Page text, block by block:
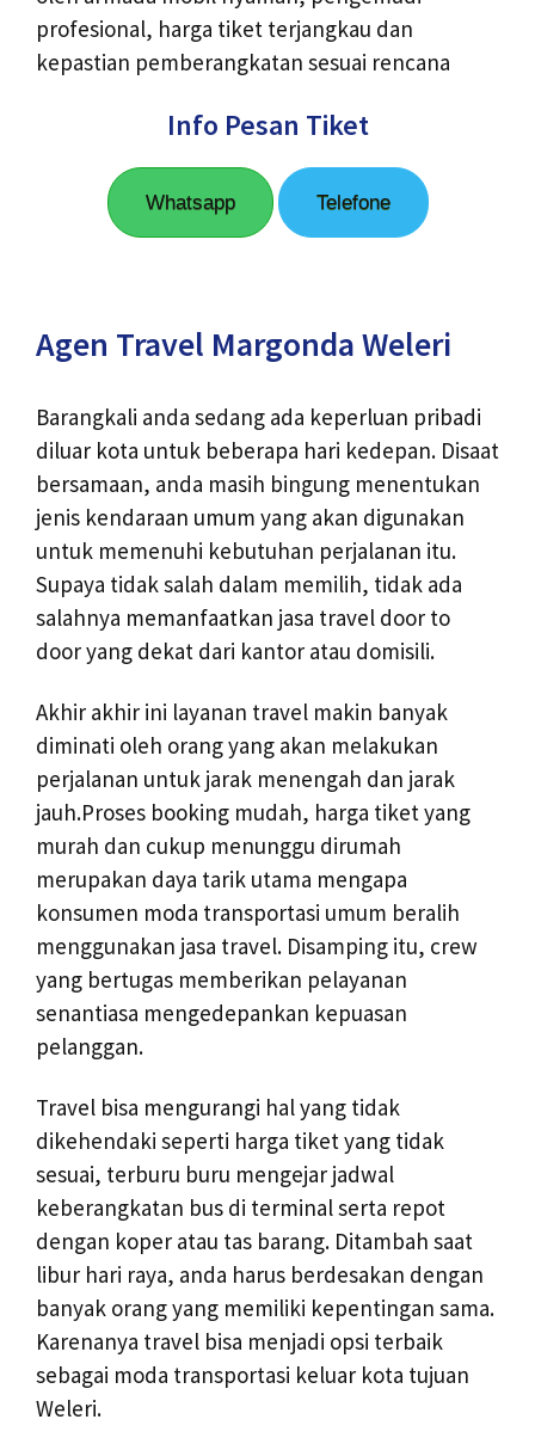
profesional, harga tiket terjangkau dan
kepastian pemberangkatan sesuai rencana
Info Pesan Tiket
Whatsapp Telefone
Agen Travel Margonda Weleri
Barangkali anda sedang ada keperluan pribadi
diluar kota untuk beberapa hari kedepan. Disaat
bersamaan, anda masih bingung menentukan
jenis kendaraan umum yang akan digunakan
untuk memenuhi kebutuhan perjalanan itu.
Supaya tidak salah dalam memilih, tidak ada
salahnya memanfaatkan jasa travel door to
door yang dekat dari kantor atau domisili.
Akhir akhir ini layanan travel makin banyak
diminati oleh orang yang akan melakukan
perjalanan untuk jarak menengah dan jarak
jauh.Proses booking mudah, harga tiket yang
murah dan cukup menunggu dirumah
merupakan daya tarik utama mengapa
konsumen moda transportasi umum beralih
menggunakan jasa travel. Disamping itu, crew
yang bertugas memberikan pelayanan
senantiasa mengedepankan kepuasan
pelanggan.
Travel bisa mengurangi hal yang tidak
dikehendaki seperti harga tiket yang tidak
sesuai, terburu buru mengejar jadwal
keberangkatan bus di terminal serta repot
dengan koper atau tas barang. Ditambah saat
libur hari raya, anda harus berdesakan dengan
banyak orang yang memiliki kepentingan sama.
Karenanya travel bisa menjadi opsi terbaik
sebagai moda transportasi keluar kota tujuan
Weleri.